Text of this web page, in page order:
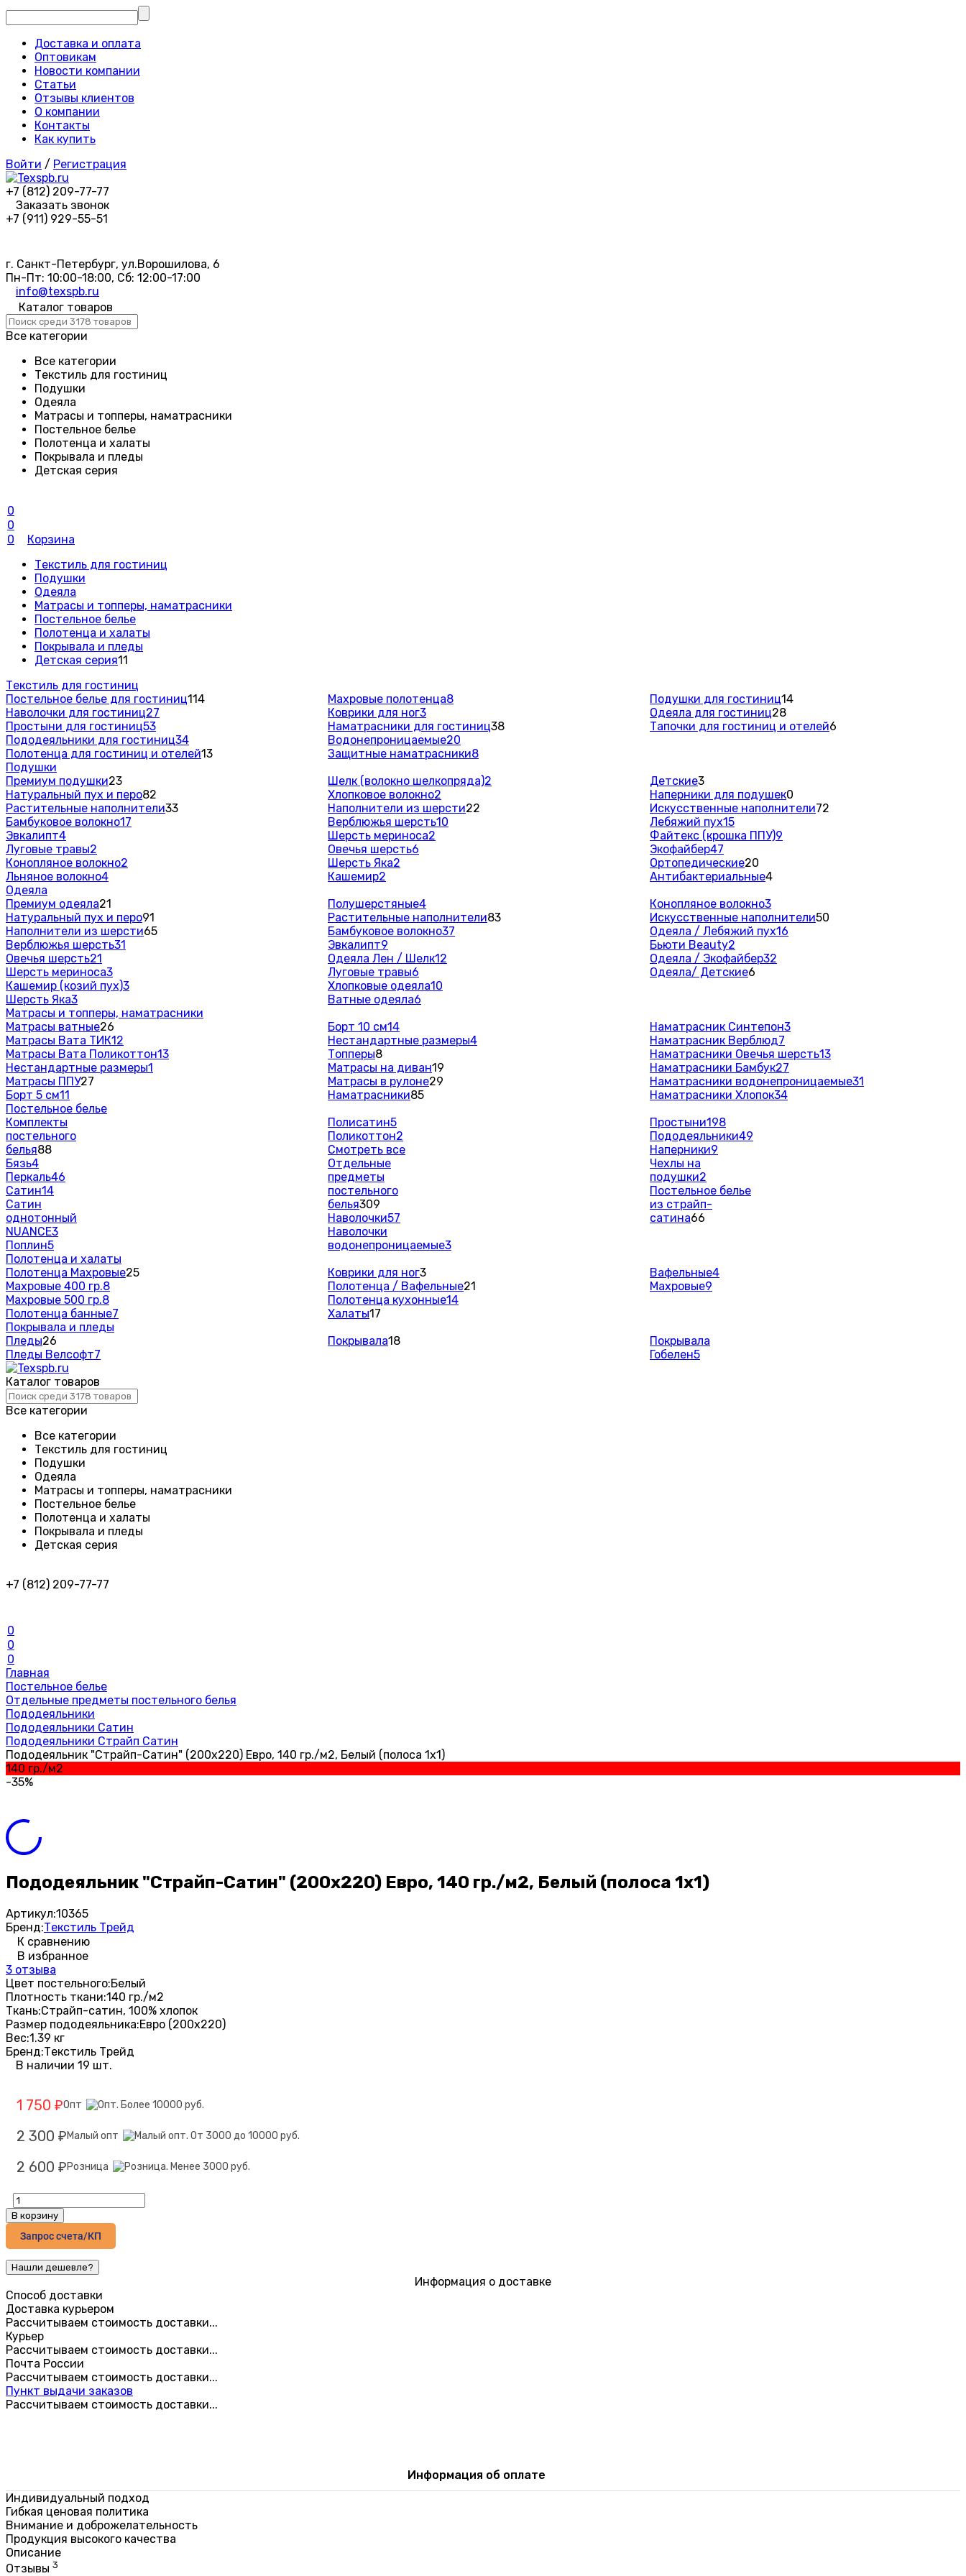
Доставка и оплата
Оптовикам
Новости компании
Статьи
Отзывы клиентов
О компании
Контакты
Как купить
Войти / Регистрация
+7 (812) 209-77-77
Заказать звонок
+7 (911) 929-55-51
г. Санкт-Петербург, ул.Ворошилова, 6
Пн-Пт: 10:00-18:00, Сб: 12:00-17:00
info@texspb.ru
Каталог товаров
Все категории
Все категории
Текстиль для гостиниц
Подушки
Одеяла
Матрасы и топперы, наматрасники
Постельное белье
Полотенца и халаты
Покрывала и пледы
Детская серия
0
0
0
Корзина
Текстиль для гостиниц
Подушки
Одеяла
Матрасы и топперы, наматрасники
Постельное белье
Полотенца и халаты
Покрывала и пледы
Детская серия11
Текстиль для гостиниц
Постельное белье для гостиниц114
Наволочки для гостиниц27
Простыни для гостиниц53
Пододеяльники для гостиниц34
Полотенца для гостиниц и отелей13
Махровые полотенца8
Коврики для ног3
Наматрасники для гостиниц38
Водонепроницаемые20
Защитные наматрасники8
Подушки для гостиниц14
Одеяла для гостиниц28
Тапочки для гостиниц и отелей6
Подушки
Премиум подушки23
Натуральный пух и перо82
Растительные наполнители33
Бамбуковое волокно17
Эвкалипт4
Луговые травы2
Конопляное волокно2
Льняное волокно4
Шелк (волокно шелкопряда)2
Хлопковое волокно2
Наполнители из шерсти22
Верблюжья шерсть10
Шерсть мериноса2
Овечья шерсть6
Шерсть Яка2
Кашемир2
Детские3
Наперники для подушек0
Искусственные наполнители72
Лебяжий пух15
Файтекс (крошка ППУ)9
Экофайбер47
Ортопедические20
Антибактериальные4
Одеяла
Премиум одеяла21
Натуральный пух и перо91
Наполнители из шерсти65
Верблюжья шерсть31
Овечья шерсть21
Шерсть мериноса3
Кашемир (козий пух)3
Шерсть Яка3
Полушерстяные4
Растительные наполнители83
Бамбуковое волокно37
Эвкалипт9
Одеяла Лен / Шелк12
Луговые травы6
Хлопковые одеяла10
Ватные одеяла6
Конопляное волокно3
Искусственные наполнители50
Одеяла / Лебяжий пух16
Бьюти Beauty2
Одеяла / Экофайбер32
Одеяла/ Детские6
Матрасы и топперы, наматрасники
Матрасы ватные26
Матрасы Вата ТИК12
Матрасы Вата Поликоттон13
Нестандартные размеры1
Матрасы ППУ27
Борт 5 см11
Борт 10 см14
Нестандартные размеры4
Топперы8
Матрасы на диван19
Матрасы в рулоне29
Наматрасники85
Наматрасник Синтепон3
Наматрасник Верблюд7
Наматрасники Овечья шерсть13
Наматрасники Бамбук27
Наматрасники водонепроницаемые31
Наматрасники Хлопок34
Постельное белье
Комплекты
постельного
белья88
Бязь4
Перкаль46
Сатин14
Сатин
однотонный
NUANCE3
Поплин5
Полисатин5
Поликоттон2
Смотреть все
Отдельные
предметы
постельного
белья309
Наволочки57
Наволочки
водонепроницаемые3
Простыни198
Пододеяльники49
Наперники9
Чехлы на
подушки2
Постельное белье
из страйп-
сатина66
Полотенца и халаты
Полотенца Махровые25
Махровые 400 гр.8
Махровые 500 гр.8
Полотенца банные7
Коврики для ног3
Полотенца / Вафельные21
Полотенца кухонные14
Халаты17
Вафельные4
Махровые9
Покрывала и пледы
Пледы26
Пледы Велсофт7
Покрывала18
Покрывала
Гобелен5
Каталог товаров
Все категории
Все категории
Текстиль для гостиниц
Подушки
Одеяла
Матрасы и топперы, наматрасники
Постельное белье
Полотенца и халаты
Покрывала и пледы
Детская серия
+7 (812) 209-77-77
0
0
0
Главная
Постельное белье
Отдельные предметы постельного белья
Пододеяльники
Пододеяльники Сатин
Пододеяльники Страйп Сатин
Пододеяльник "Страйп-Сатин" (200х220) Евро, 140 гр./м2, Белый (полоса 1х1)
140 гр./м2
-35%
Пододеяльник "Страйп-Сатин" (200х220) Евро, 140 гр./м2, Белый (полоса 1х1)
Артикул:10365
Бренд:Текстиль Трейд
К сравнению
В избранное
3 отзыва
Цвет постельного:Белый
Плотность ткани:140 гр./м2
Ткань:Страйп-сатин, 100% хлопок
Размер пододеяльника:Евро (200х220)
Вес:1.39 кг
Бренд:Текстиль Трейд
В наличии 19 шт.
1 750 ₽Опт
2 300 ₽ Малый опт
2 600 ₽ Розница
В корзину
Запрос счета/КП
Информация о доставке
Способ доставки
Доставка курьером
Рассчитываем стоимость доставки...
Курьер
Рассчитываем стоимость доставки...
Почта России
Рассчитываем стоимость доставки...
Пункт выдачи заказов
Рассчитываем стоимость доставки...
Информация об оплате
Индивидуальный подход
Гибкая ценовая политика
Внимание и доброжелательность
Продукция высокого качества
Описание
Отзывы 3